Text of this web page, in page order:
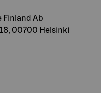
Finland Ab
00700 Helsinki